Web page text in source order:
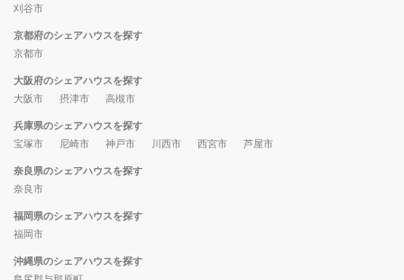
刈谷市
京都府のシェアハウスを探す
京都市
大阪府のシェアハウスを探す
大阪市
摂津市 高槻市
兵庫県のシェアハウスを探す
宝塚市
尼崎市 神戸市 川西市 西宮市 芦屋市
奈良県のシェアハウスを探す
奈良市
福岡県のシェアハウスを探す
福岡市
沖縄県のシェアハウスを探す